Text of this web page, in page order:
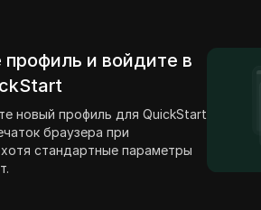
и войдите в
новый профиль для QuickStart
браузера при
стандартные параметры